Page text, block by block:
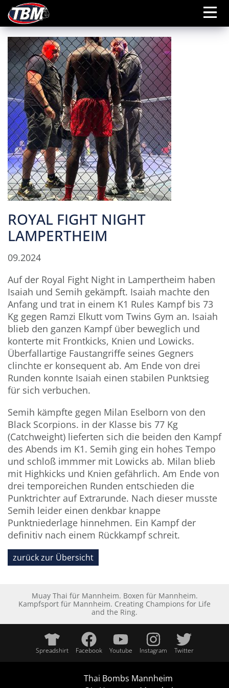
ROYAL FIGHT NIGHT
LAMPERTHEIM
09.2024
Auf der Royal Fight Night in Lampertheim haben
Isaiah und Semih gekämpft. Isaiah machte den
Anfang und trat in einem K1 Rules Kampf bis 73
Kg gegen Ramzi Elkutt vom Twins Gym an. Isaiah
blieb den ganzen Kampf über beweglich und
konterte mit Frontkicks, Knien und Lowicks.
Überfallartige Faustangriffe seines Gegners
clinchte er konsequent ab. Am Ende von drei
Runden konnte Isaiah einen stabilen Punktsieg
für sich verbuchen.
Semih kämpfte gegen Milan Eselborn von den
Black Scorpions. in der Klasse bis 77 Kg
(Catchweight) lieferten sich die beiden den Kampf
des Abends im K1. Semih ging ein hohes Tempo
und schloß immmer mit Lowicks ab. Milan blieb
mit Highkicks und Knien gefährlich. Am Ende von
drei temporeichen Runden entschieden die
Punktrichter auf Extrarunde. Nach dieser musste
Semih leider einen denkbar knappe
Punktniederlage hinnehmen. Ein Kampf der
definitiv nach einem Rückkampf schreit.
zurück zur Übersicht
Muay Thai für Mannheim. Boxen für Mannheim.
Kampfsport für Mannheim. Creating Champions for Life
and the Ring.
Spreadshirt Facebook Youtube Instagram Twitter
Thai Bombs Mannheim